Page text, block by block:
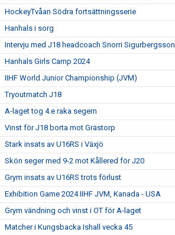
HockeyTvåan Södra fortsättningsserie
Hanhals i sorg
Intervju med J18 headcoach Snorri Sigurbergsson
Hanhals Girls Camp 2024
IIHF World Junior Championship (JVM)
Tryoutmatch J18
A-laget tog 4.e raka segern
Vinst för J18 borta mot Grästorp
Stark insats av U16RS i Växjö
Skön seger med 9-2 mot Kållered för J20
Grym insats av U16RS trots förlust
Exhibition Game 2024 IIHF JVM, Kanada - USA
Grym vändning och vinst i OT för A-laget
Matcher i Kungsbacka Ishall vecka 45